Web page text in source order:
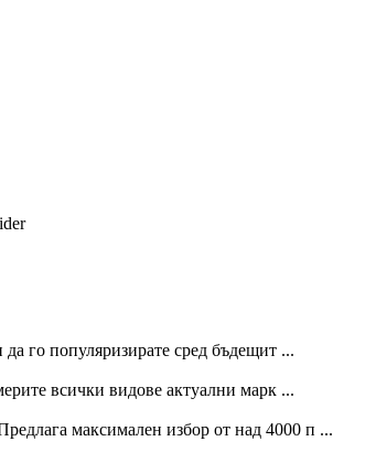
го популяризирате сред бъдещит ...
всички видове актуални марк ...
максимален избор от над 4000 п ...